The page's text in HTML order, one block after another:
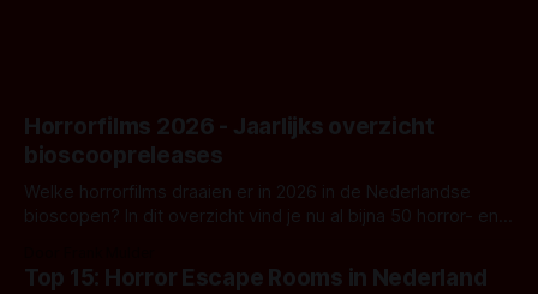
Horrorfilms 2026 - Jaarlijks overzicht
bioscoopreleases
Welke horrorfilms draaien er in 2026 in de Nederlandse
bioscopen? In dit overzicht vind je nu al bijna 50 horror- en
Top 15: Horror Escape Rooms in Nederland